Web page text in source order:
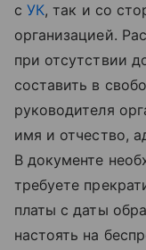
сУК, так и со
организацией.
при отсутствии
составить в
руководителя
имя и отчество,
В документе
требуете
платы с даты
настоять на